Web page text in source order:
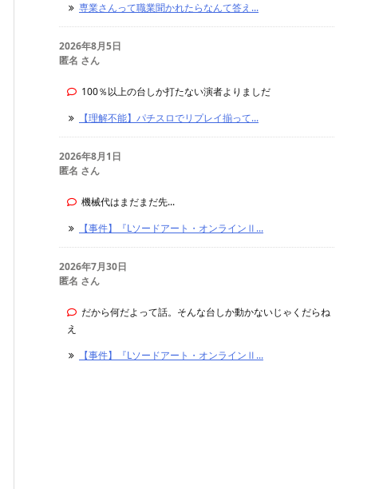
専業さんって職業聞かれたらなんて答え...
2026年8月5日
匿名 さん
100％以上の台しか打たない演者よりましだ
【理解不能】パチスロでリプレイ揃って...
2026年8月1日
匿名 さん
機械代はまだまだ先...
【事件】『Lソードアート・オンラインⅡ...
2026年7月30日
匿名 さん
だから何だよって話。そんな台しか動かないじゃくだらね
え
【事件】『Lソードアート・オンラインⅡ...